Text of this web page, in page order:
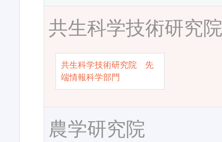
共生科学技術研究
共生科学技術研究院 先
端情報科学部門
農学研究院